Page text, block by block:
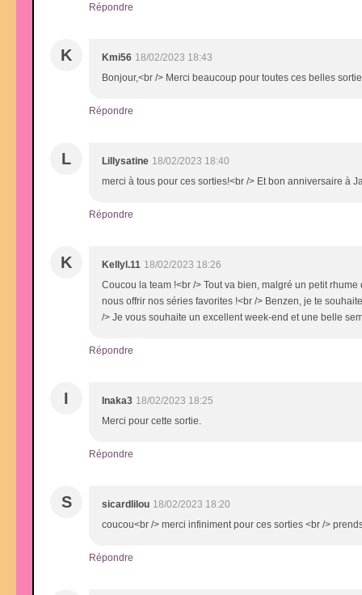
Répondre
K Kmi56 18/02/2023 18:43
Bonjour,<br /> Merci beaucoup pour toutes ces belles
Répondre
L Lillysatine 18/02/2023 18:40
merci à tous pour ces sorties!<br /> Et bon anniversaire à
Répondre
K Kellyl.11 18/02/2023 18:26
Coucou la team !<br /> Tout va bien, malgré un petit
nous offrir nos séries favorites !<br /> Benzen, je te
/> Je vous souhaite un excellent week-end et une belle
Répondre
I Inaka3 18/02/2023 18:25
Merci pour cette sortie.
Répondre
S sicardlilou 18/02/2023 18:20
coucou<br /> merci infiniment pour ces sorties <br />
Répondre